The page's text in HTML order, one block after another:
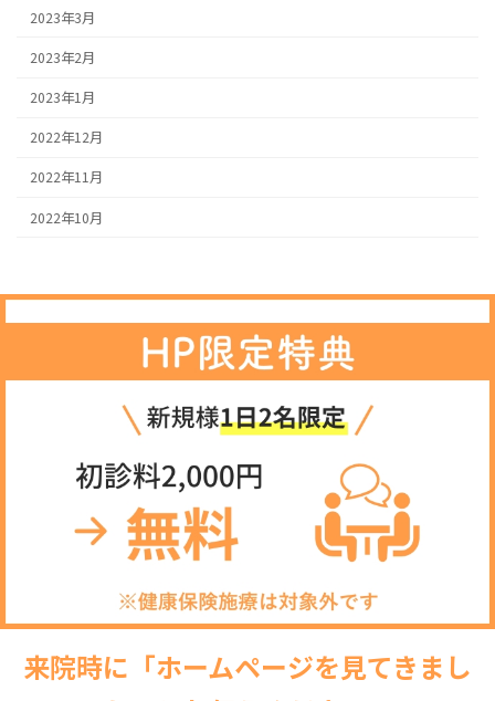
2023年3月
2023年2月
2023年1月
2022年12月
2022年11月
2022年10月
来院時に「ホームページを見てきまし